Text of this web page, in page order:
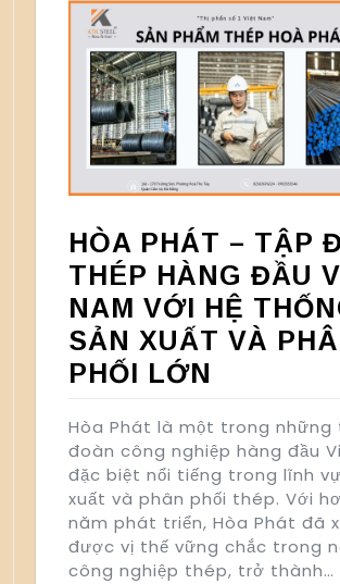
HÒA PHÁT – TẬP
THÉP HÀNG ĐẦU
NAM VỚI HỆ
SẢN XUẤT VÀ
PHỐI LỚN
Hòa Phát là một trong những
đoàn công nghiệp hàng đầu
đặc biệt nổi tiếng trong lĩnh
xuất và phân phối thép. Với
năm phát triển, Hòa Phát đã
được vị thế vững chắc trong
công nghiệp thép, trở thành…